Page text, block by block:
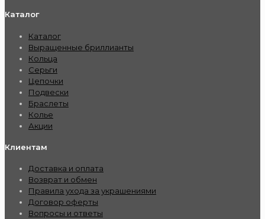
Каталог
Каталог
Выращенные бриллианты
Кольца
Серьги
Цепочки
Подвески
Браслеты
Колье
Акции
Клиентам
Доставка и оплата
Возврат и обмен
Правила ухода за украшениями
Договор оферты
Вопросы и ответы